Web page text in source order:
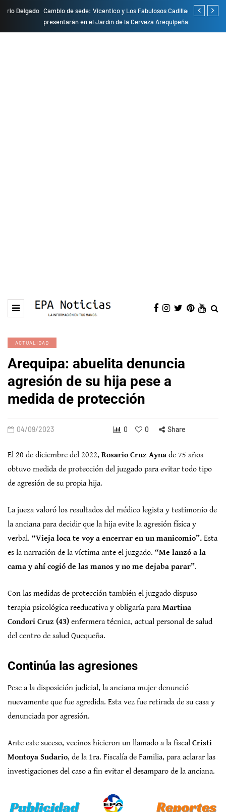
Cambio de sede: Vicentico y Los Fabulosos Cadillacs se
presentarán en el Jardín de la Cerveza Arequipeña
Empresas
ACTUALIDAD
Arequipa: abuelita denuncia
agresión de su hija pese a
medida de protección
04/09/2023 0 0 Share
El 20 de diciembre del 2022, Rosario Cruz Ayna de 75 años
obtuvo medida de protección del juzgado para evitar todo tipo
de agresión de su propia hija.
La jueza valoró los resultados del médico legista y testimonio de
la anciana para decidir que la hija evite la agresión física y
verbal. “Vieja loca te voy a encerrar en un manicomio”. Esta
es la narración de la víctima ante el juzgado. “Me lanzó a la
cama y ahí cogió de las manos y no me dejaba parar”.
Con las medidas de protección también el juzgado dispuso
terapia psicológica reeducativa y obligaría para Martina
Condori Cruz (43) enfermera técnica, actual personal de salud
del centro de salud Quequeña.
Continúa las agresiones
Pese a la disposición judicial, la anciana mujer denunció
nuevamente que fue agredida. Esta vez fue retirada de su casa y
denunciada por agresión.
Ante este suceso, vecinos hicieron un llamado a la fiscal Cristi
Montoya Sudario, de la 1ra. Fiscalía de Familia, para aclarar las
investigaciones del caso a fin evitar el desamparo de la anciana.